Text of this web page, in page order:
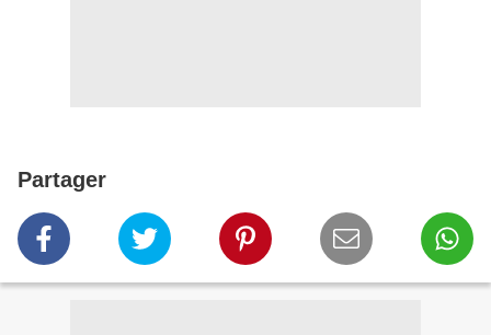
Partager